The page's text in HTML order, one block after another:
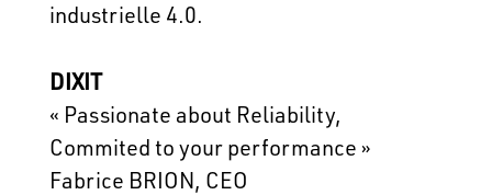
industrielle 4.0.
DIXIT
« Passionate about Reliability,
Commited to your performance »
Fabrice BRION, CEO